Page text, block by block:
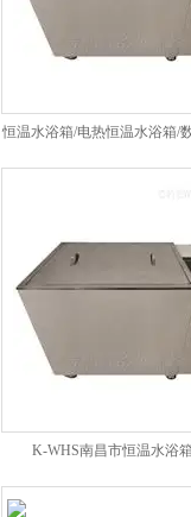
恒温水浴箱/电热恒温水浴箱/
箱
K-WHS南昌市恒温水浴